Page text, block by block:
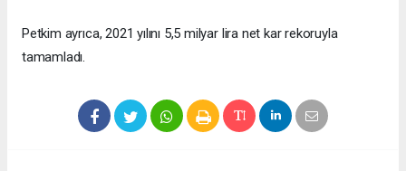
Petkim ayrıca, 2021 yılını 5,5 milyar lira net kar rekoruyla
tamamladı.